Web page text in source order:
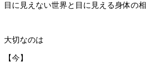
目に見えない世界と目に見える身体の
大切なのは
【今】